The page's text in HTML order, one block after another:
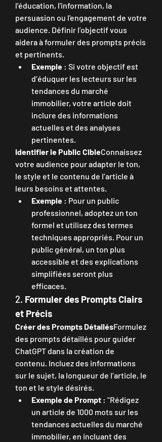
l'éducation, l'information, la
persuasion ou l'engagement de votre
audience. Définir l’objectif vous
aidera à formuler des prompts précis
et pertinents.
Exemple : Si votre objectif est
d’éduquer les lecteurs sur les
tendances du marché
immobilier, votre article doit
inclure des informations
actuelles et des analyses
pertinentes.
Identifier le Public CibleConnaissez
votre audience pour adapter le ton,
le style et le contenu de l’article à
leurs besoins et attentes.
Exemple : Pour un public
professionnel, adoptez un ton
formel et utilisez des termes
techniques appropriés. Pour un
public général, un ton plus
accessible et des explications
simplifiées seront plus
efficaces.
2. Formuler des Prompts Clairs
et Précis
Créer des Prompts DétailésFormulez
des prompts détaillés pour guider
ChatGPT dans la création de
contenu. Incluez des informations
sur le sujet, la longueur de l’article, le
ton et le style désirés.
Exemple de Prompt : "Rédigez
un article de 1000 mots sur les
tendances actuelles du marché
immobilier, en incluant des